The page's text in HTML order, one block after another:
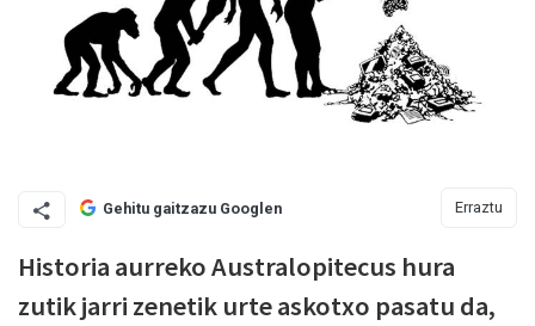
Gehitu gaitzazu Googlen Erraztu
Historia aurreko Australopitecus hura
zutik jarri zenetik urte askotxo pasatu da,